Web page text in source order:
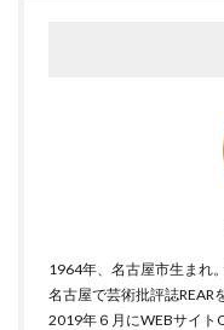
1964年、名古屋市生まれ
名古屋で芸術批評誌REAR
2019年６月にWEBサイト